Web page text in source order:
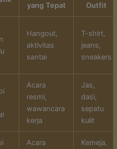
yang Tepat
Outfit
Hangout,
aktivitas
santai
T-shirt,
jeans,
sneakers
Acara
resmi,
wawancara
kerja
Jas,
dasi,
sepatu
kulit
Acara
Kemeja,